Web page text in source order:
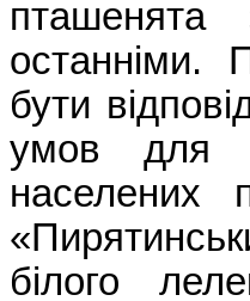
пташенята
останніми.
бути
умов для
білого